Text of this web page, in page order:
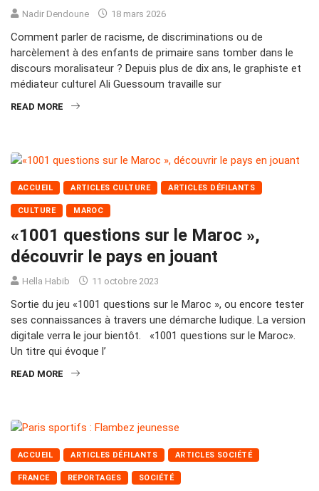
Nadir Dendoune 18 mars 2026
Comment parler de racisme, de discriminations ou de
harcèlement à des enfants de primaire sans tomber dans le
discours moralisateur ? Depuis plus de dix ans, le graphiste et
médiateur culturel Ali Guessoum travaille sur
READ MORE
ACCUEIL ARTICLES CULTURE ARTICLES DÉFILANTS
CULTURE MAROC
«1001 questions sur le Maroc »,
découvrir le pays en jouant
Hella Habib 11 octobre 2023
Sortie du jeu «1001 questions sur le Maroc », ou encore tester
ses connaissances à travers une démarche ludique. La version
digitale verra le jour bientôt. «1001 questions sur le Maroc».
Un titre qui évoque l’
READ MORE
ACCUEIL ARTICLES DÉFILANTS ARTICLES SOCIÉTÉ
FRANCE REPORTAGES SOCIÉTÉ